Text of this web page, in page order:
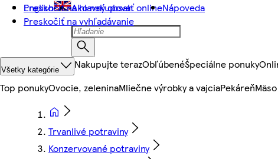
Preskočiť na hlavný obsah
Preskočiť na vyhľadávanie
English Ako nakupovať onlineNápoveda
Všetky kategórie Nakupujte terazObľúbenéŠpeciálne ponuky
Top ponukyOvocie, zeleninaMliečne výrobky a vajciaPekáreň
Trvanlivé potraviny
Konzervované potraviny